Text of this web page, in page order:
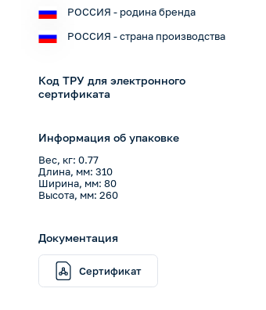
РОССИЯ - родина бренда
РОССИЯ - страна производства
Код ТРУ для электронного
сертификата
Информация об упаковке
Вес, кг: 0.77
Длина, мм: 310
Ширина, мм: 80
Высота, мм: 260
Документация
Сертификат